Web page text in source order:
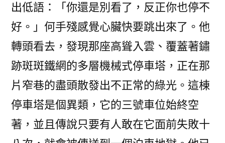
出低語：「你還是別看了，反正你也停不
好。」何手殘感覺心臟快要跳出來了。他
轉頭看去，發現那座高聳入雲、覆蓋著鏽
跡斑斑鐵網的多層機械式停車塔，正在那
片窄巷的盡頭散發出不正常的綠光。這棟
停車塔是個異類，它的三號車位始終空
著，並且傳說只要有人敢在它面前失敗十